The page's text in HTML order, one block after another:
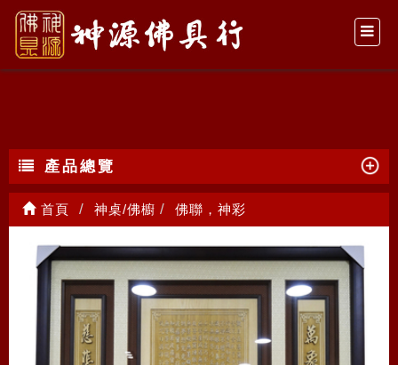
佛聯，神彩
產品總覽
首頁 神桌/佛櫥 佛聯，神彩